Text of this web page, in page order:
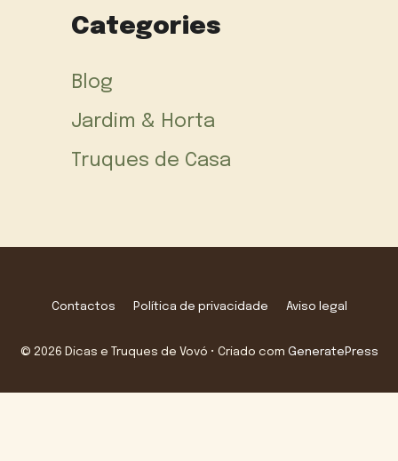
Categories
Blog
Jardim & Horta
Truques de Casa
Contactos Política de privacidade Aviso legal
© 2026 Dicas e Truques de Vovó • Criado com GeneratePress